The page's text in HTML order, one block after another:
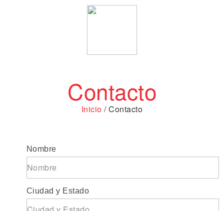
Contacto
Inicio / Contacto
Nombre
Ciudad y Estado